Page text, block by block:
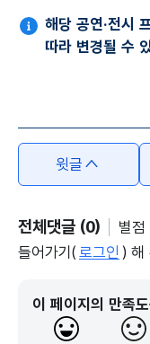
해당 공연·전시
따라 변경될 수
윗글
전체댓글 (0)
별점
들어가기( 로그인 ) 해
이 페이지의 만족